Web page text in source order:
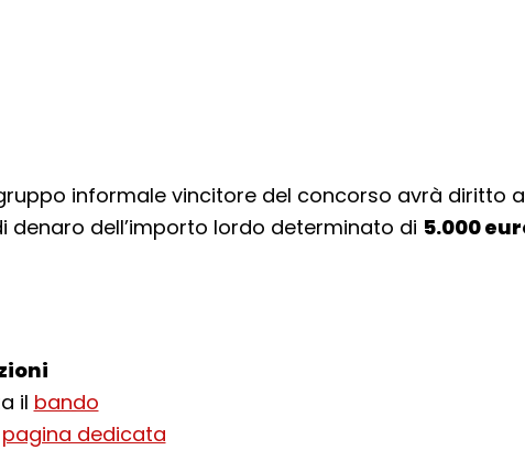
informale vincitore del concorso avrà diritto
denaro dell’importo lordo determinato di 5.000
il bando
pagina dedicata